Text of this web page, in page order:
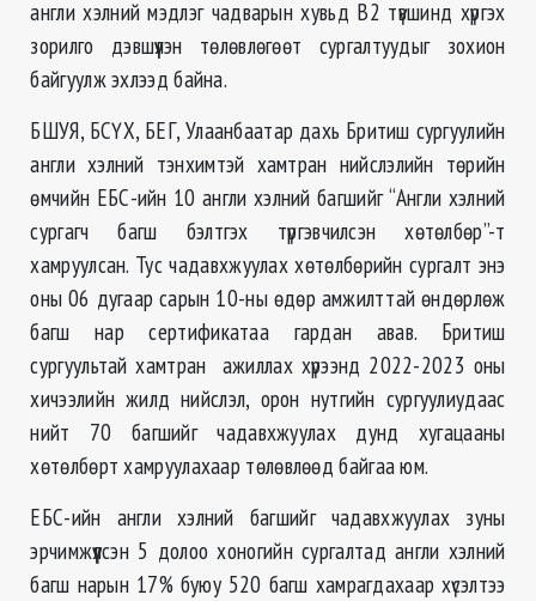
англи хэлний мэдлэг чадварын хувьд В2 түвшинд хүргэх
зорилго дэвшүүлэн төлөвлөгөөт сургалтуудыг зохион
байгуулж эхлээд байна.
БШУЯ, БСҮХ, БЕГ, Улаанбаатар дахь Бритиш сургуулийн
англи хэлний тэнхимтэй хамтран нийслэлийн төрийн
өмчийн ЕБС-ийн 10 англи хэлний багшийг “Англи хэлний
сургагч багш бэлтгэх түргэвчилсэн хөтөлбөр”-т
хамруулсан. Тус чадавхжуулах хөтөлбөрийн сургалт энэ
оны 06 дугаар сарын 10-ны өдөр амжилттай өндөрлөж
багш нар сертификатаа гардан авав. Бритиш
сургуультай хамтран ажиллах хүрээнд 2022-2023 оны
хичээлийн жилд нийслэл, орон нутгийн сургуулиудаас
нийт 70 багшийг чадавхжуулах дунд хугацааны
хөтөлбөрт хамруулахаар төлөвлөөд байгаа юм.
ЕБС-ийн англи хэлний багшийг чадавхжуулах зуны
эрчимжүүлсэн 5 долоо хоногийн сургалтад англи хэлний
багш нарын 17% буюу 520 багш хамрагдахаар хүсэлтээ